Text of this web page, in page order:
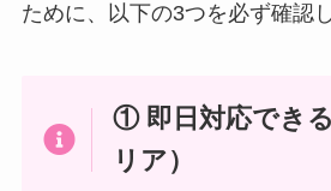
ために、以下の3つを必ず確認
① 即日対応でき
リア）